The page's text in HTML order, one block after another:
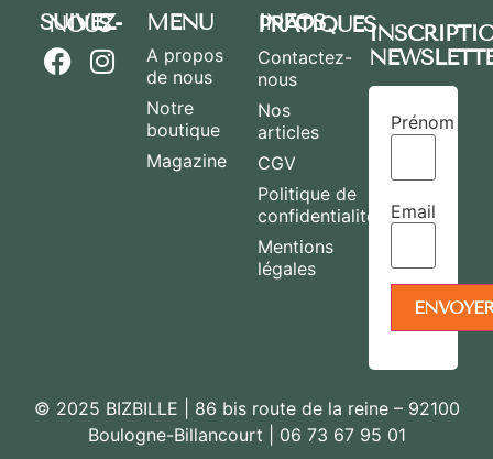
SUIVEZ-NOUS MENU
A propos
de nous
Notre
boutique
Magazine
INFOS PRATIQUES
Contactez-
nous
Nos
articles
CGV
Politique de
confidentialité
Mentions
légales
Prénom
Email
© 2025 BIZBILLE | 86 bis route de la reine – 92100
Boulogne-Billancourt | 06 73 67 95 01